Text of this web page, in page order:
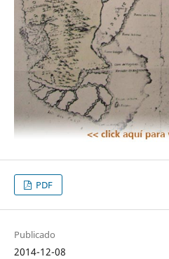
PDF
Publicado
2014-12-08